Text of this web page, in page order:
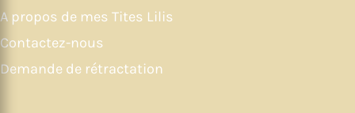
A propos de mes Tites Lilis
Contactez-nous
Demande de rétractation